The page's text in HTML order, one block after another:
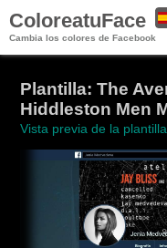
ColoreatuFace
Cambia los colores de Facebook
Plantilla: The
Hiddleston Men
Vista previa de la